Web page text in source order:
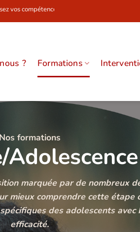
dès maintenant !
? Formations
Nos formations
Adolescence
marquée par de nombreux
mieux comprendre cette étape
des adolescents avec
efficacité.